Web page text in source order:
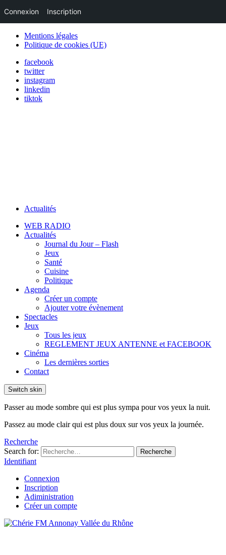
Mentions légales
Politique de cookies (UE)
facebook
twitter
instagram
linkedin
tiktok
Actualités
WEB RADIO
Actualités
Journal du Jour – Flash
Jeux
Santé
Cuisine
Politique
Agenda
Créer un compte
Ajouter votre évènement
Spectacles
Jeux
Tous les jeux
REGLEMENT JEUX ANTENNE et FACEBOOK
Cinéma
Les dernières sorties
Contact
Switch skin
Passer au mode sombre qui est plus sympa pour vos yeux la nuit.
Passez au mode clair qui est plus doux sur vos yeux la journée.
Recherche
Search for:
Recherche
Identifiant
Connexion
Inscription
Adiministration
Créer un compte
Connexion Inscription